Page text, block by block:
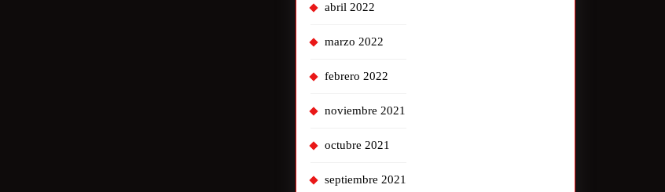
abril 2022
marzo 2022
febrero 2022
noviembre 2021
octubre 2021
septiembre 2021